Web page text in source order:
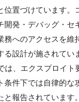
位置づけています。
開発・デバッグ・セ
務へのアクセスを維
る設計が施されてい
は、エクスプロイト
条件下では自律的な
報告されています。